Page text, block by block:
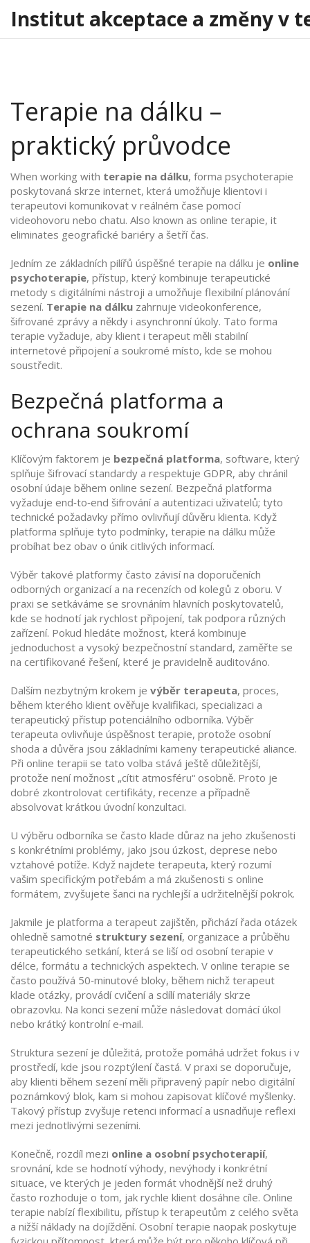
Institut akceptace a změny v
Terapie na dálku –
praktický průvodce
When working with terapie na dálku, forma psychoterapie
poskytovaná skrze internet, která umožňuje klientovi i
terapeutovi komunikovat v reálném čase pomocí
videohovoru nebo chatu. Also known as online terapie, it
eliminates geografické bariéry a šetří čas.
Jedním ze základních pilířů úspěšné terapie na dálku je online
psychoterapie, přístup, který kombinuje terapeutické
metody s digitálními nástroji a umožňuje flexibilní plánování
sezení. Terapie na dálku zahrnuje videokonference,
šifrované zprávy a někdy i asynchronní úkoly. Tato forma
terapie vyžaduje, aby klient i terapeut měli stabilní
internetové připojení a soukromé místo, kde se mohou
soustředit.
Bezpečná platforma a
ochrana soukromí
Klíčovým faktorem je bezpečná platforma, software, který
splňuje šifrovací standardy a respektuje GDPR, aby chránil
osobní údaje během online sezení. Bezpečná platforma
vyžaduje end‑to‑end šifrování a autentizaci uživatelů; tyto
technické požadavky přímo ovlivňují důvěru klienta. Když
platforma splňuje tyto podmínky, terapie na dálku může
probíhat bez obav o únik citlivých informací.
Výběr takové platformy často závisí na doporučeních
odborných organizací a na recenzích od kolegů z oboru. V
praxi se setkáváme se srovnáním hlavních poskytovatelů,
kde se hodnotí jak rychlost připojení, tak podpora různých
zařízení. Pokud hledáte možnost, která kombinuje
jednoduchost a vysoký bezpečnostní standard, zaměřte se
na certifikované řešení, které je pravidelně auditováno.
Dalším nezbytným krokem je výběr terapeuta, proces,
během kterého klient ověřuje kvalifikaci, specializaci a
terapeutický přístup potenciálního odborníka. Výběr
terapeuta ovlivňuje úspěšnost terapie, protože osobní
shoda a důvěra jsou základními kameny terapeutické aliance.
Při online terapii se tato volba stává ještě důležitější,
protože není možnost „cítit atmosféru“ osobně. Proto je
dobré zkontrolovat certifikáty, recenze a případně
absolvovat krátkou úvodní konzultaci.
U výběru odborníka se často klade důraz na jeho zkušenosti
s konkrétními problémy, jako jsou úzkost, deprese nebo
vztahové potíže. Když najdete terapeuta, který rozumí
vašim specifickým potřebám a má zkušenosti s online
formátem, zvyšujete šanci na rychlejší a udržitelnější pokrok.
Jakmile je platforma a terapeut zajištěn, přichází řada otázek
ohledně samotné struktury sezení, organizace a průběhu
terapeutického setkání, která se liší od osobní terapie v
délce, formátu a technických aspektech. V online terapie se
často používá 50‑minutové bloky, během nichž terapeut
klade otázky, provádí cvičení a sdílí materiály skrze
obrazovku. Na konci sezení může následovat domácí úkol
nebo krátký kontrolní e‑mail.
Struktura sezení je důležitá, protože pomáhá udržet fokus i v
prostředí, kde jsou rozptýlení častá. V praxi se doporučuje,
aby klienti během sezení měli připravený papír nebo digitální
poznámkový blok, kam si mohou zapisovat klíčové myšlenky.
Takový přístup zvyšuje retenci informací a usnadňuje reflexi
mezi jednotlivými sezeními.
Konečně, rozdíl mezi online a osobní psychoterapií,
srovnání, kde se hodnotí výhody, nevýhody i konkrétní
situace, ve kterých je jeden formát vhodnější než druhý
často rozhoduje o tom, jak rychle klient dosáhne cíle. Online
terapie nabízí flexibilitu, přístup k terapeutům z celého světa
a nižší náklady na dojíždění. Osobní terapie naopak poskytuje